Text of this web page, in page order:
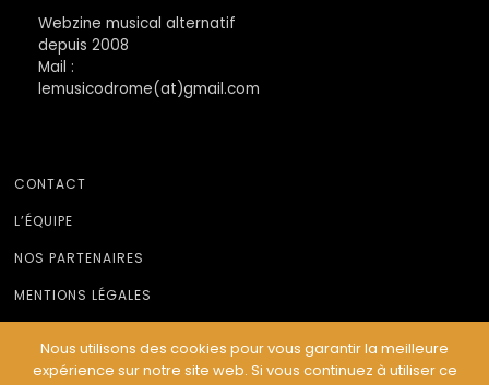
Webzine musical alternatif
depuis 2008
Mail :
lemusicodrome(at)gmail.com
CONTACT
L’ÉQUIPE
NOS PARTENAIRES
MENTIONS LÉGALES
Nous utilisons des cookies pour vous garantir la meilleure
expérience sur notre site web. Si vous continuez à utiliser ce